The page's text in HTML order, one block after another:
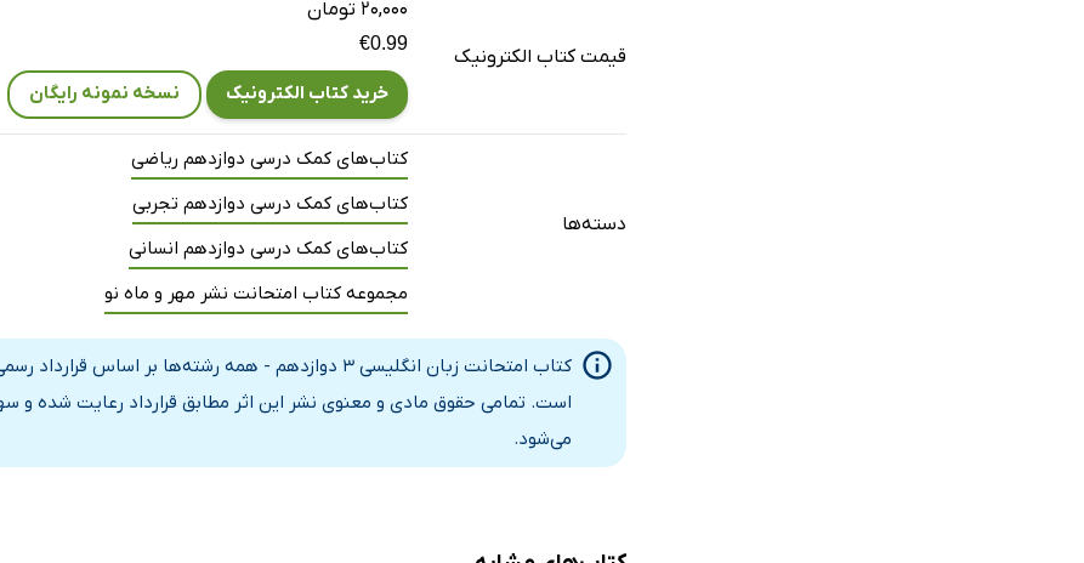
قیمت کتاب الکترونیک
۲۰,۰۰۰ تومان
€0.99
خرید کتاب الکترونیک نسخه نمونه رایگان
دسته‌ها
کتاب‌های کمک درسی دوازدهم ریاضی
کتاب‌های کمک درسی دوازدهم تجربی
کتاب‌های کمک درسی دوازدهم انسانی
مجموعه کتاب امتحانت نشر مهر و ماه نو
کتاب امتحانت زبان انگلیسی 3 دوازدهم - همه رشته‌ها بر
است. تمامی حقوق مادی و معنوی نشر این اثر مطابق قرارداد رعایت شده و
می‌شود.